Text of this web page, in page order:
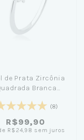
de Prata Zircônia
Branca
(8)
R$99,90
R$24,98 sem juros